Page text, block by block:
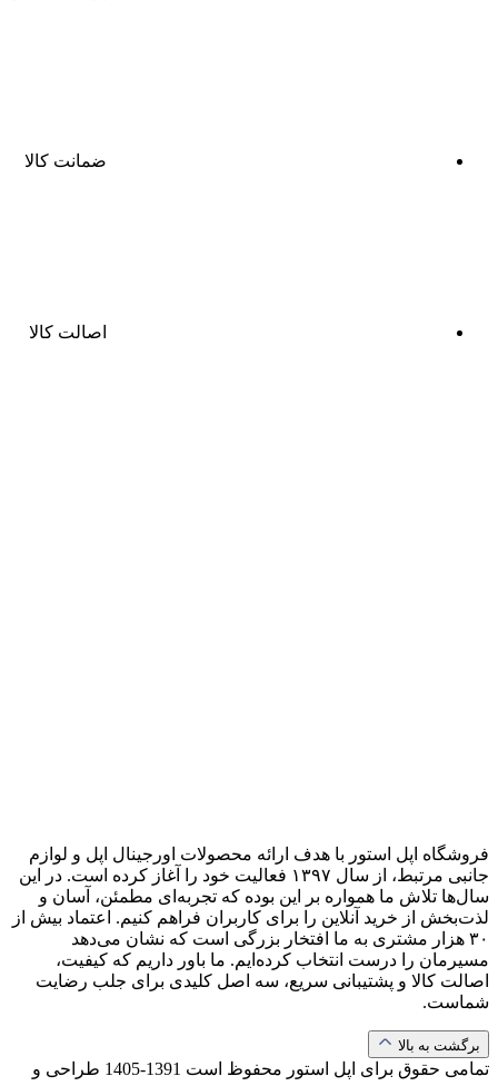
ضمانت کالا
اصالت کالا
فروشگاه اپل استور با هدف ارائه‌ محصولات اورجینال اپل و لوازم
جانبی مرتبط، از سال ۱۳۹۷ فعالیت خود را آغاز کرده است. در این
سال‌ها تلاش ما همواره بر این بوده که تجربه‌ای مطمئن، آسان و
لذت‌بخش از خرید آنلاین را برای کاربران فراهم کنیم. اعتماد بیش از
۳۰ هزار مشتری به ما افتخار بزرگی است که نشان می‌دهد
مسیرمان را درست انتخاب کرده‌ایم. ما باور داریم که کیفیت،
اصالت کالا و پشتیبانی سریع، سه اصل کلیدی برای جلب رضایت
شماست.
برگشت به بالا
تمامی حقوق برای اپل استور محفوظ است 1391-1405 طراحی و